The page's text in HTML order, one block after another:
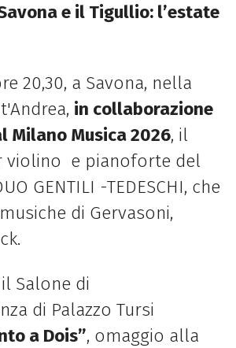
e il Tigullio: l’estate
20,30, a Savona, nella
in collaborazione
Milano Musica 2026, il
violino e pianoforte del
GENTILI -TEDESCHI, che
di Gervasoni,
Salone di
di Palazzo Tursi
a Dois”, omaggio alla